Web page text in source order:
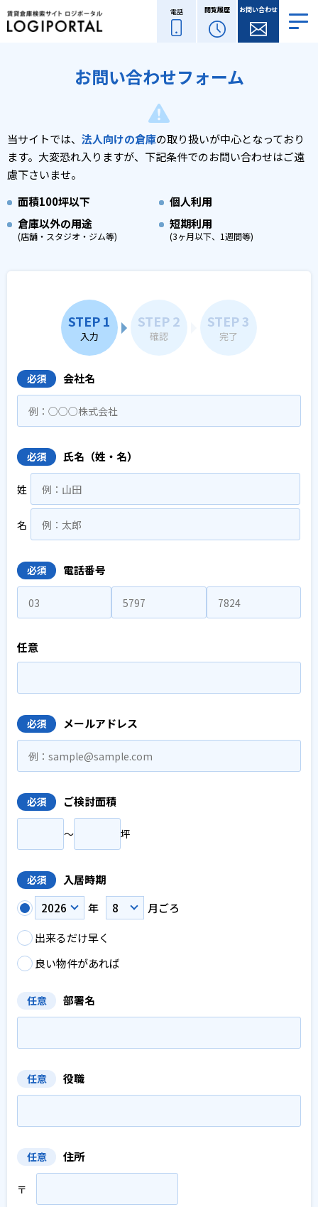
電話 閲覧履歴 お問い合わせ
お問い合わせフォーム
当サイトでは、 法人向けの倉庫の取り扱いが中心となっており
ます。 大変恐れ入りますが、下記条件でのお問い合わせはご遠
慮下さいませ。
面積100坪以下
個人利用
倉庫以外の用途
(店舗・スタジオ・ジム等)
短期利用
(3ヶ月以下、1週間等)
STEP 1
入力
STEP 2
確認
STEP 3
完了
必須 会社名
必須 氏名（姓・名）
姓
名
必須 電話番号
任意
必須 メールアドレス
必須 ご検討面積
〜 坪
必須
入居時期
年
月ごろ
出来るだけ早く
良い物件があれば
任意 部署名
任意 役職
任意 住所
〒